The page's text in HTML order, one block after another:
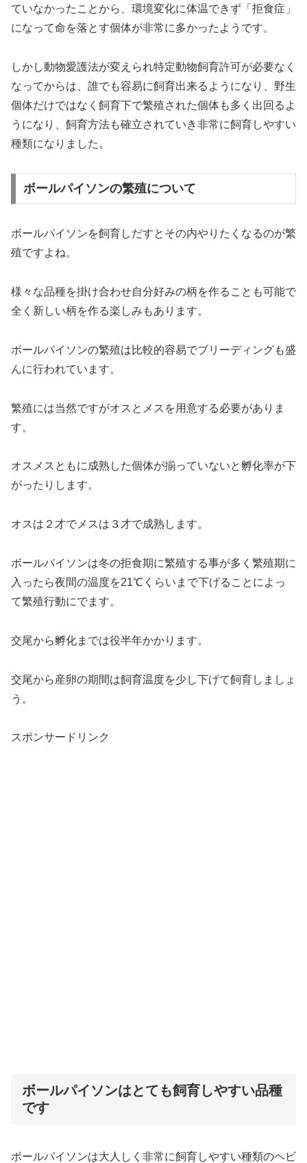
ていなかったことから、環境変化に体温できず「拒食症」
になって命を落とす個体が非常に多かったようです。
しかし動物愛護法が変えられ特定動物飼育許可が必要なく
なってからは、誰でも容易に飼育出来るようになり、野生
個体だけではなく飼育下で繁殖された個体も多く出回るよ
うになり、飼育方法も確立されていき非常に飼育しやすい
種類になりました。
ボールパイソンの繁殖について
ボールパイソンを飼育しだすとその内やりたくなるのが繁
殖ですよね。
様々な品種を掛け合わせ自分好みの柄を作ることも可能で
全く新しい柄を作る楽しみもあります。
ボールパイソンの繁殖は比較的容易でブリーディングも盛
んに行われています。
繁殖には当然ですがオスとメスを用意する必要がありま
す。
オスメスともに成熟した個体が揃っていないと孵化率が下
がったりします。
オスは２才でメスは３才で成熟します。
ボールパイソンは冬の拒食期に繁殖する事が多く繁殖期に
入ったら夜間の温度を21℃くらいまで下げることによっ
て繁殖行動にでます。
交尾から孵化までは役半年かかります。
交尾から産卵の期間は飼育温度を少し下げて飼育しましょ
う。
スポンサードリンク
ボールパイソンはとても飼育しやすい品種
です
ボールパイソンは大人しく非常に飼育しやすい種類のヘビ